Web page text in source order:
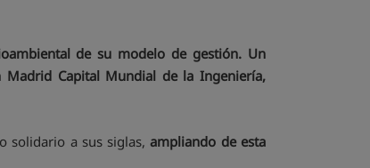
de su modelo de gestión. Un
Capital Mundial de la Ingeniería,
solidario a sus siglas,ampliando de esta